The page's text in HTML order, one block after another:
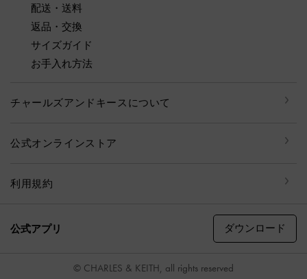
配送・送料
返品・交換
サイズガイド
お手入れ方法
チャールズアンドキースについて
公式オンラインストア
利用規約
公式アプリ ダウンロード
© CHARLES & KEITH, all rights reserved